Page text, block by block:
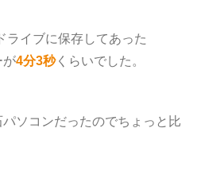
ライブに保存してあった
が4分3秒くらいでした。
ソコンだったのでちょっと比